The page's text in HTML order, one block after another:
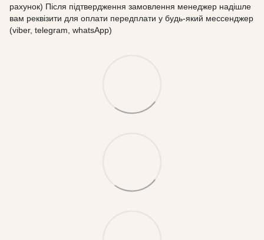
рахунок) Після підтвердження замовлення менеджер надішле
вам реквізити для оплати передплати у будь-який мессенджер
(viber, telegram, whatsApp)